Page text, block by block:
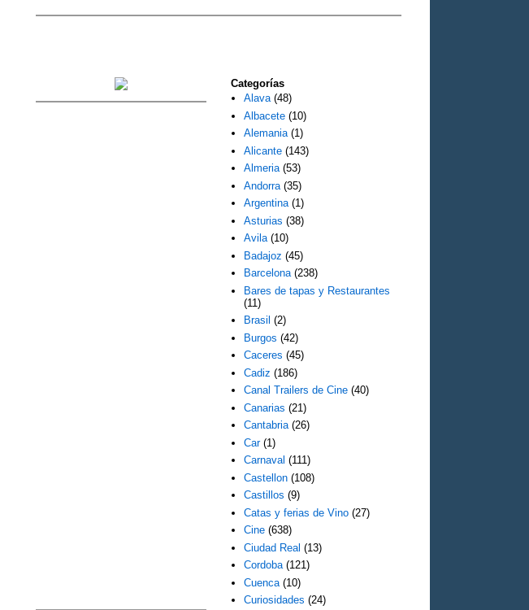
Categorías
Alava (48)
Albacete (10)
Alemania (1)
Alicante (143)
Almeria (53)
Andorra (35)
Argentina (1)
Asturias (38)
Avila (10)
Badajoz (45)
Barcelona (238)
Bares de tapas y Restaurantes
(11)
Brasil (2)
Burgos (42)
Caceres (45)
Cadiz (186)
Canal Trailers de Cine (40)
Canarias (21)
Cantabria (26)
Car (1)
Carnaval (111)
Castellon (108)
Castillos (9)
Catas y ferias de Vino (27)
Cine (638)
Ciudad Real (13)
Cordoba (121)
Cuenca (10)
Curiosidades (24)